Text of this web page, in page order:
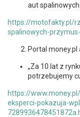
aut
https://motofakty.pl/
spalinowych-
Portal money.pl
„Za 10 lat z
potrzebujemy
https://
eksperci-pokazuja-